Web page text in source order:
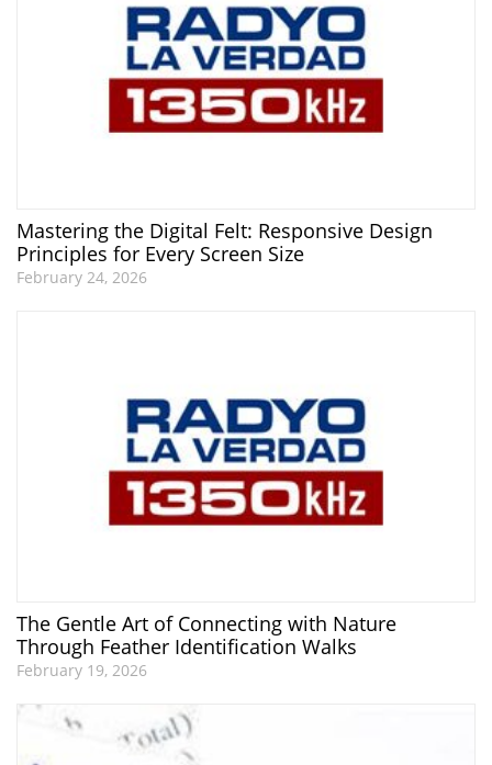
Mastering the Digital Felt: Responsive Design
Principles for Every Screen Size
February 24, 2026
The Gentle Art of Connecting with Nature
Through Feather Identification Walks
February 19, 2026